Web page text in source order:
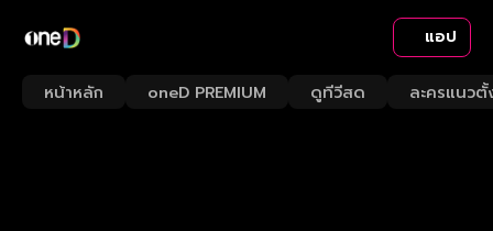
แอป
หน้าหลัก oneD PREMIUM ดูทีวีสด ละครแนวตั้